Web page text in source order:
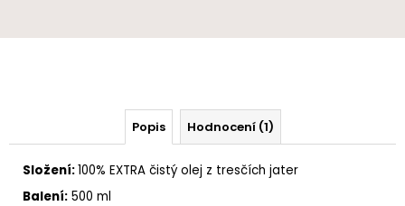
Popis Hodnocení (1)
Složení:100% EXTRA čistý olej z tresčích jater
Balení: 500 ml